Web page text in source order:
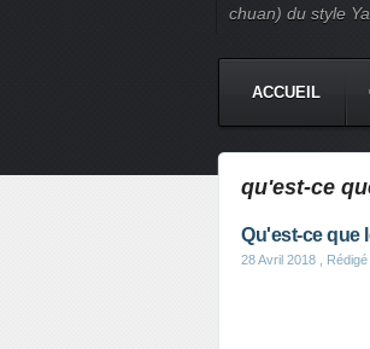
chuan) du style
ACCUEIL
qu'est-ce
Qu'est-ce que
28 Avril 2018 ,